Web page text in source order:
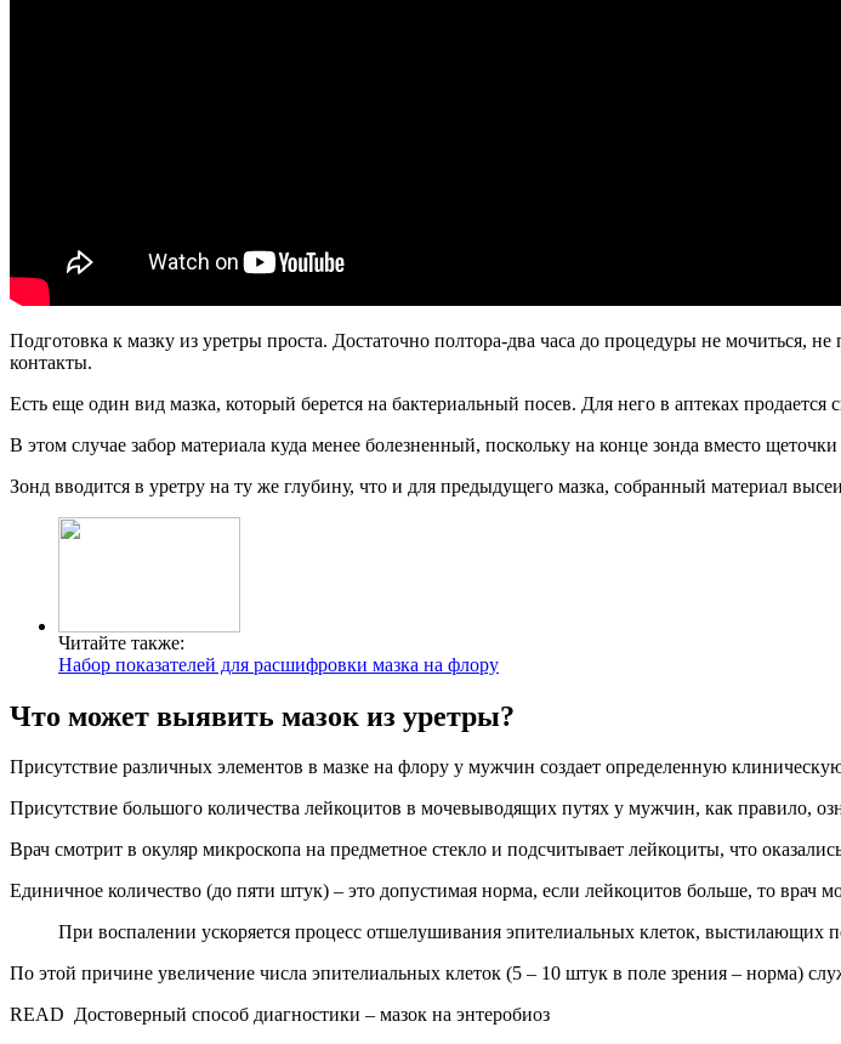
Подготовка к мазку из уретры проста. Достаточно полтора-два часа до процедуры не мочиться,
контакты.
Есть еще один вид мазка, который берется на бактериальный посев. Для него в аптеках продается
В этом случае забор материала куда менее болезненный, поскольку на конце зонда вместо щеточки
Зонд вводится в уретру на ту же глубину, что и для предыдущего мазка, собранный материал
Читайте также:
Набор показателей для расшифровки мазка на флору
Что может выявить мазок из уретры?
Присутствие различных элементов в мазке на флору у мужчин создает определенную
Присутствие большого количества лейкоцитов в мочевыводящих путях у мужчин, как правило,
Врач смотрит в окуляр микроскопа на предметное стекло и подсчитывает лейкоциты, что
Единичное количество (до пяти штук) – это допустимая норма, если лейкоцитов больше, то врач
При воспалении ускоряется процесс отшелушивания эпителиальных клеток, выстилающих
По этой причине увеличение числа эпителиальных клеток (5 – 10 штук в поле зрения – норма)
READ Достоверный способ диагностики – мазок на энтеробиоз